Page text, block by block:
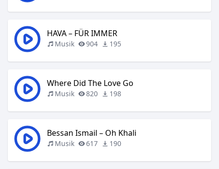
HAVA – FÜR IMMER
Musik 904 195
Where Did The Love Go
Musik 820 198
Bessan Ismail – Oh Khali
Musik 617 190